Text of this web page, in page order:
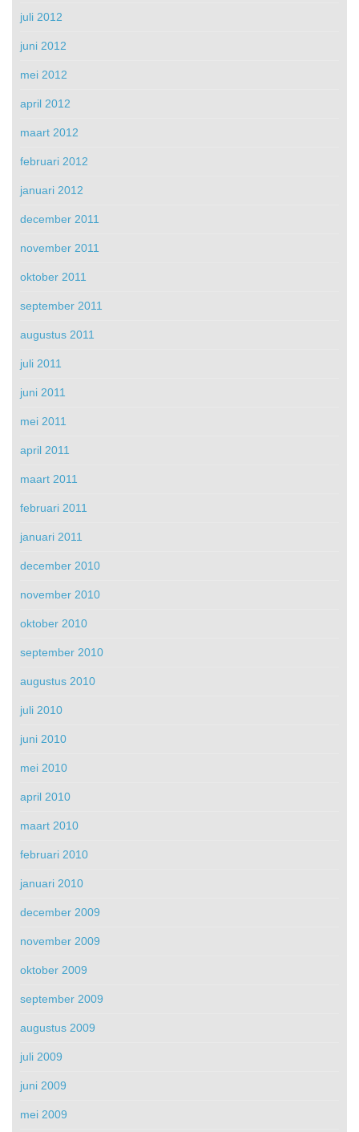
juli 2012
juni 2012
mei 2012
april 2012
maart 2012
februari 2012
januari 2012
december 2011
november 2011
oktober 2011
september 2011
augustus 2011
juli 2011
juni 2011
mei 2011
april 2011
maart 2011
februari 2011
januari 2011
december 2010
november 2010
oktober 2010
september 2010
augustus 2010
juli 2010
juni 2010
mei 2010
april 2010
maart 2010
februari 2010
januari 2010
december 2009
november 2009
oktober 2009
september 2009
augustus 2009
juli 2009
juni 2009
mei 2009